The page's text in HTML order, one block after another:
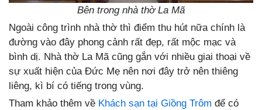
Bên trong nhà thờ La Mã
Ngoài công trình nhà thờ thì điểm thu hút nữa chính là
đường vào đây phong cảnh rất đẹp, rất mộc mạc và
bình dị. Nhà thờ La Mã cũng gắn với nhiều giai thoại về
sự xuất hiện của Đức Mẹ nên nơi đây trở nên thiêng
liêng, kì bí có tiếng trong vùng.
Tham khảo thêm về Khách sạn tại Giồng Trôm để có